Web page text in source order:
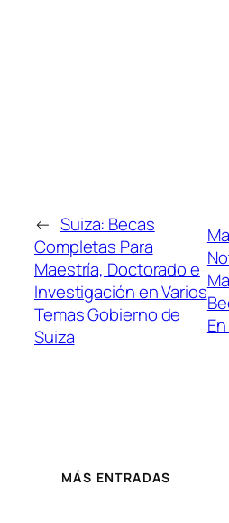
← Suiza: Becas
Completas Para
Maestría, Doctorado e
Investigación en Varios
Temas Gobierno de
Suiza
MÁS ENTRADAS